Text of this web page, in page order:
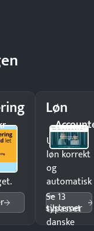
Løn
Udbetal
løn korrekt
og
automatisk
—
tilpasset
danske
Se 13
systemer